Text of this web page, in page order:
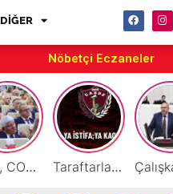
DİĞER
Nöbetçi Eczaneler
MKÜ, COP31 Hazırlık Sürecinde Bilim Diplomasisine Katkı Sunacak Taraftarlar Sessizlik değil ÇÖZÜM istiyor